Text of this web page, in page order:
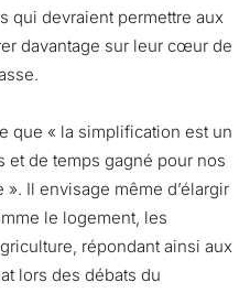
qui devraient permettre aux
davantage sur leur cœur de
que « la simplification est un
et de temps gagné pour nos
Il envisage même d’élargir
le logement, les
répondant ainsi aux
lors des débats du